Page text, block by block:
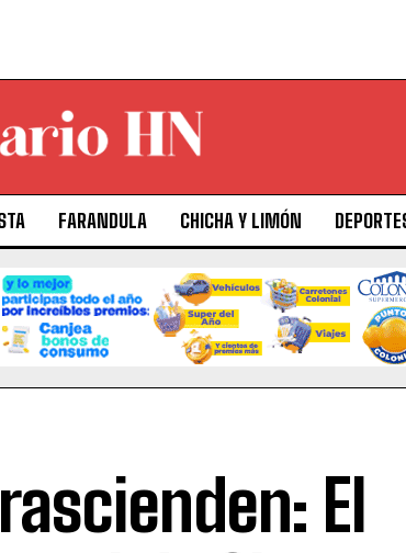
FARANDULA CHICHA Y LIMÓN
El